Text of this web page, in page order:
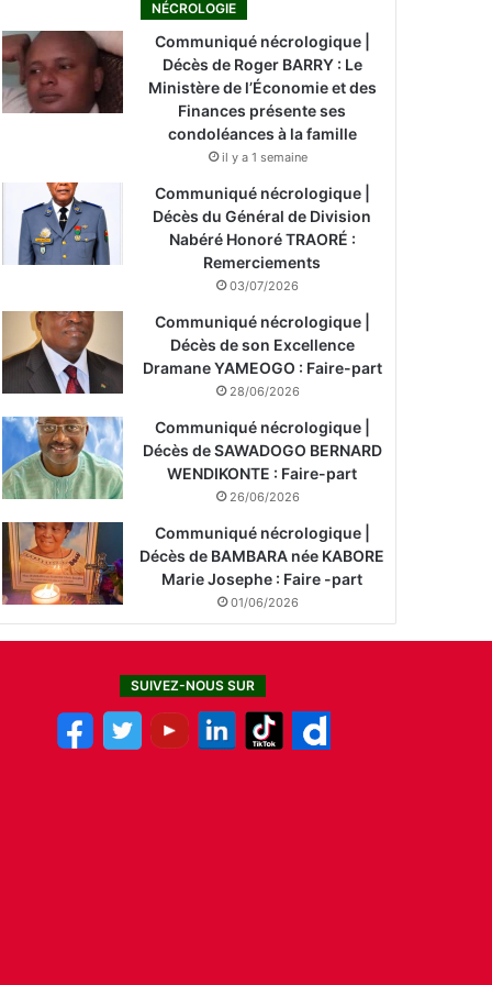
NÉCROLOGIE
Communiqué nécrologique |
Décès de Roger BARRY : Le
Ministère de l’Économie et des
Finances présente ses
condoléances à la famille
il y a 1 semaine
Communiqué nécrologique |
Décès du Général de Division
Nabéré Honoré TRAORÉ :
Remerciements
03/07/2026
Communiqué nécrologique |
Décès de son Excellence
Dramane YAMEOGO : Faire-part
28/06/2026
Communiqué nécrologique |
Décès de SAWADOGO BERNARD
WENDIKONTE : Faire-part
26/06/2026
Communiqué nécrologique |
Décès de BAMBARA née KABORE
Marie Josephe : Faire -part
01/06/2026
SUIVEZ-NOUS SUR